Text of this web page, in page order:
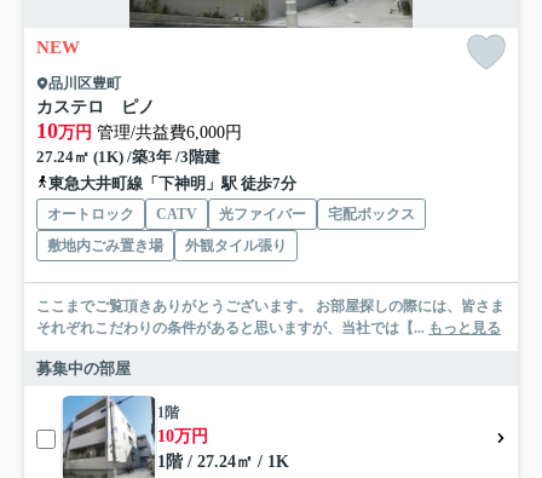
NEW
品川区豊町
カステロ ピノ
10万円 管理/共益費6,000円
27.24㎡ (1K) /築3年 /3階建
東急大井町線「下神明」駅 徒歩7分
オートロック CATV 光ファイバー
宅配ボックス
敷地内ごみ置き場
外観タイル張り
ここまでご覧頂きありがとうございます。 お部屋探しの際には、皆さま
それぞれこだわりの条件があると思いますが、当社では【... もっと見る
募集中の部屋
1階
10万円
1階 / 27.24㎡ / 1K